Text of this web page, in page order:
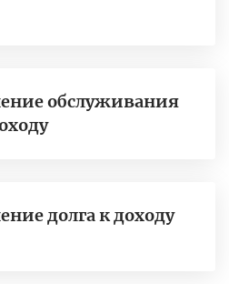
обслуживания
долга к доходу